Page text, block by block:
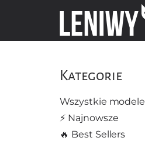
Kategorie
Wszystkie modele
⚡️ Najnowsze
🔥 Best Sellers